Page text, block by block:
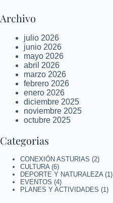
Archivo
julio 2026
junio 2026
mayo 2026
abril 2026
marzo 2026
febrero 2026
enero 2026
diciembre 2025
noviembre 2025
octubre 2025
Categorias
CONEXIÓN ASTURIAS (2)
CULTURA(6)
DEPORTE Y NATURALEZA(1)
EVENTOS (4)
PLANES Y ACTIVIDADES (1)